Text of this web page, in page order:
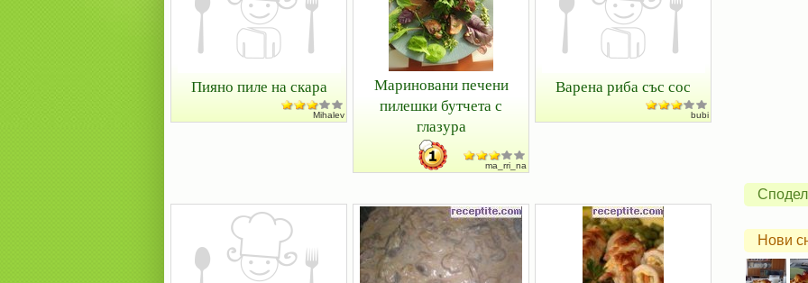
Пияно пиле на скара
Mihalev
Мариновани печени
пилешки бутчета с
глазура
ma_rri_na
Варена риба със сос
bubi
Нови